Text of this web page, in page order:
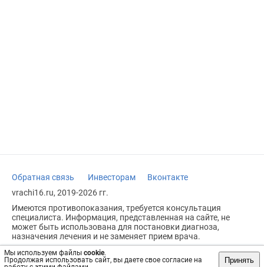
Мы используем файлы cookie.
Продолжая использовать сайт, вы даете свое согласие на
Принять
Обратная связь Инвесторам
Вконтакте
vrachi16.ru, 2019-2026 гг.
Имеются противопоказания, требуется консультация
специалиста. Информация, представленная на сайте, не
может быть использована для постановки диагноза,
назначения лечения и не заменяет прием врача.
Возрастное ограничение: 18+